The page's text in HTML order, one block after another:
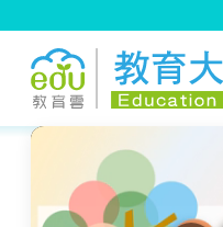
:::